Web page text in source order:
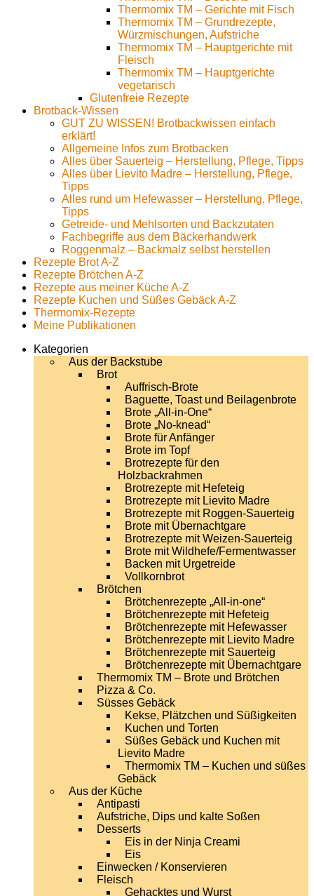
Thermomix TM – Gerichte mit Fisch
Thermomix TM – Grundrezepte,
Würzmischungen, Aufstriche
Thermomix TM – Hauptgerichte mit
Fleisch
Thermomix TM – Hauptgerichte
vegetarisch
Glutenfreie Rezepte
Brotback-Wissen
GUT ZU WISSEN! Brotbackwissen einfach
erklärt!
Allgemeine Infos zum Brotbacken
Alles über Sauerteig – Herstellung, Pflege, Tipps
Alles über Lievito Madre – Herstellung, Pflege,
Tipps
Alles rund um Hefewasser – Herstellung, Pflege,
Tipps
Getreide- und Mehlsorten und Backzutaten
Fachbegriffe aus dem Bäckerhandwerk
Roggenmalz – Backmalz selbst herstellen
Rezepte Brot A-Z
Rezepte Brötchen A-Z
Rezepte aus meiner Küche A-Z
Rezepte Kuchen und Süßes Gebäck A-Z
Thermomix-Rezepte
Meine Publikationen
Kategorien
Aus der Backstube
Brot
Auffrisch-Brote
Baguette, Toast und Beilagenbrote
Brote „All-in-One“
Brote „No-knead“
Brote für Anfänger
Brote im Topf
Brotrezepte für den
Holzbackrahmen
Brotrezepte mit Hefeteig
Brotrezepte mit Lievito Madre
Brotrezepte mit Roggen-Sauerteig
Brote mit Übernachtgare
Brotrezepte mit Weizen-Sauerteig
Brote mit Wildhefe/Fermentwasser
Backen mit Urgetreide
Vollkornbrot
Brötchen
Brötchenrezepte „All-in-one“
Brötchenrezepte mit Hefeteig
Brötchenrezepte mit Hefewasser
Brötchenrezepte mit Lievito Madre
Brötchenrezepte mit Sauerteig
Brötchenrezepte mit Übernachtgare
Thermomix TM – Brote und Brötchen
Pizza & Co.
Süsses Gebäck
Kekse, Plätzchen und Süßigkeiten
Kuchen und Torten
Süßes Gebäck und Kuchen mit
Lievito Madre
Thermomix TM – Kuchen und süßes
Gebäck
Aus der Küche
Antipasti
Aufstriche, Dips und kalte Soßen
Desserts
Eis in der Ninja Creami
Eis
Einwecken / Konservieren
Fleisch
Gehacktes und Wurst